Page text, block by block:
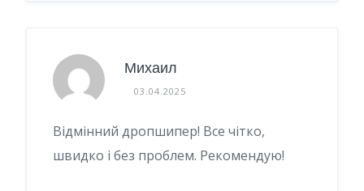
Михаил
03.04.2025
Відмінний дропшипер! Все чітко,
швидко і без проблем. Рекомендую!